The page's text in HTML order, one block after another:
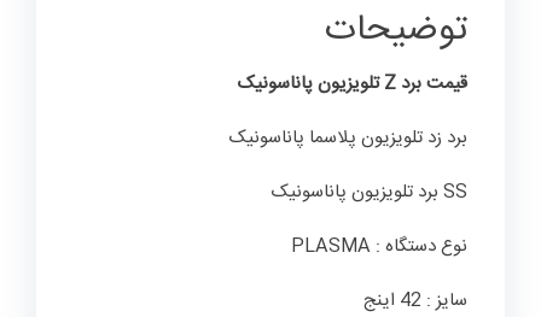
توضیحات
قیمت برد Z تلویزیون پاناسونیک
برد زد تلویزیون پلاسما پاناسونیک
SS برد تلویزیون پاناسونیک
نوع دستگاه : PLASMA
سایز : 42 اینج